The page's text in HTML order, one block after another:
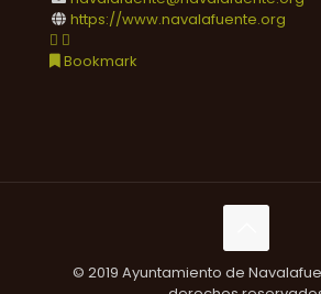
https://www.navalafuente.org
Bookmark
© 2019 Ayuntamiento de